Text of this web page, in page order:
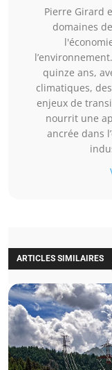
Pierre Girard
domaines
quinze ans,
climatiques,
enjeux de
nourrit une
ancrée dans
ARTICLES SIMILAIRES